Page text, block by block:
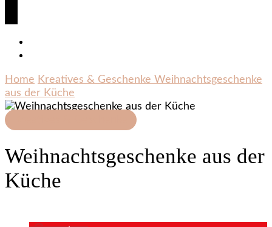
Home Kreatives & Geschenke Weihnachtsgeschenke
aus der Küche
Weihnachtsgeschenke aus der
Küche